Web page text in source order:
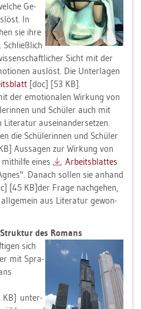
Ge­
In
sie ihre
Schließ­lich
Sicht mit der
aus­löst. Die Un­ter­la­gen
[doc] [53 KB].
der emo­tio­na­len Wir­kung von
und Schü­ler auch mit
aus­ein­an­der­set­zen.
die Schü­le­rin­nen und Schü­ler
Aus­sa­gen zur Wir­kung von
eines
Ar­beits­blat­tes
Da­nach sol­len sie an­hand
[45 KB]der Frage nach­ge­hen,
all­ge­mein aus Li­te­ra­tur ge­won­
des Ro­mans
sich
mit Spra­
KB] un­ter­